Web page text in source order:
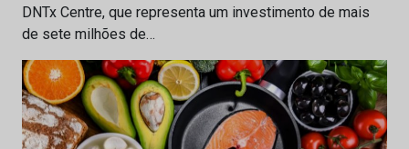
DNTx Centre, que representa um investimento de mais
de sete milhões de…